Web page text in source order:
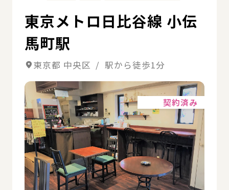
東京メトロ日比谷線 小伝
馬町駅
東京都 中央区 / 駅から徒歩1分
契約済み